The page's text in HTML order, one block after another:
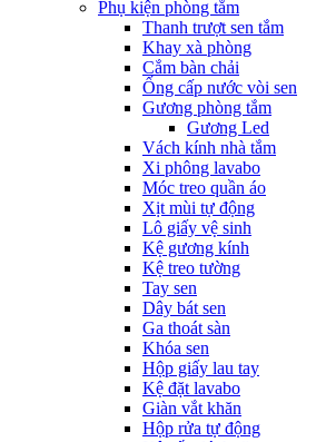
Phụ kiện phòng tắm
Thanh trượt sen tắm
Khay xà phòng
Cắm bàn chải
Ống cấp nước vòi sen
Gương phòng tắm
Gương Led
Vách kính nhà tắm
Xi phông lavabo
Móc treo quần áo
Xịt mùi tự động
Lô giấy vệ sinh
Kệ gương kính
Kệ treo tường
Tay sen
Dây bát sen
Ga thoát sàn
Khóa sen
Hộp giấy lau tay
Kệ đặt lavabo
Giàn vắt khăn
Hộp rửa tự động